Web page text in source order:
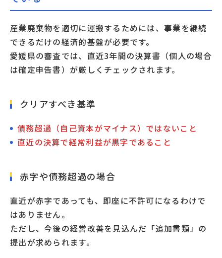
産業廃棄物を適切に運搬するためには、事業を継続
できるだけの経済的基盤が必要です。
愛媛県の審査では、直近3年間の決算書（個人の場合
は確定申告書）が厳しくチェックされます。
クリアすべき基準
債務超過（自己資本がマイナス）ではないこと
直近の決算で経常利益が黒字であること
赤字や債務超過の場合
直近が赤字であっても、即座に不許可になるわけで
はありません。
ただし、今後の経営改善を見込んだ「追加書類」の
提出が求められます。